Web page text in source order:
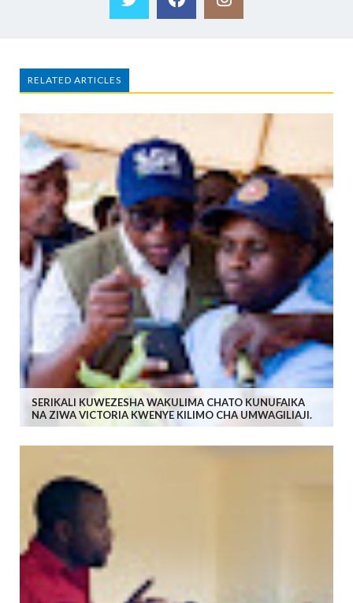
RELATED ARTICLES
SERIKALI KUWEZESHA WAKULIMA CHATO KUNUFAIKA
NA ZIWA VICTORIA KWENYE KILIMO CHA UMWAGILIAJI.